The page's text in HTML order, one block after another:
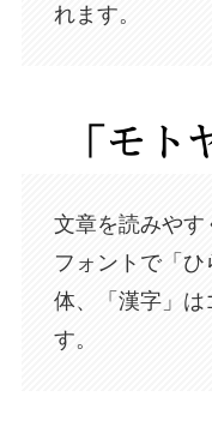
れます。
文章を読みや
フォントで「
体、「漢字」
す。